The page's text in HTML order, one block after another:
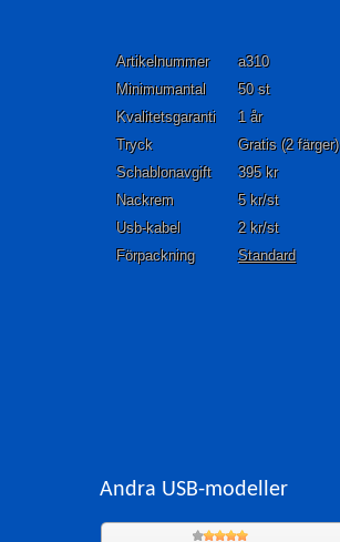
Artikelnummer
a310
Minimumantal
50 st
Kvalitetsgaranti
1 år
Tryck
Gratis (2 färger)
Schablonavgift
395 kr
Nackrem
5 kr/st
Usb-kabel
2 kr/st
Förpackning
Standard
Andra USB-modeller